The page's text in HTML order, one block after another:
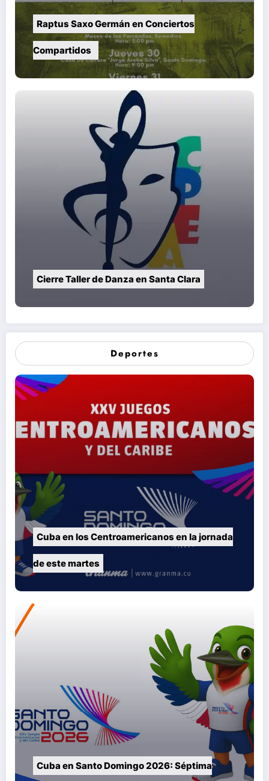
Raptus Saxo Germán en Conciertos
Cierre Taller de Danza en Santa Clara
Deportes
Cuba en los Centroamericanos en la jornada
de este martes
Cuba en Santo Domingo 2026: Séptima